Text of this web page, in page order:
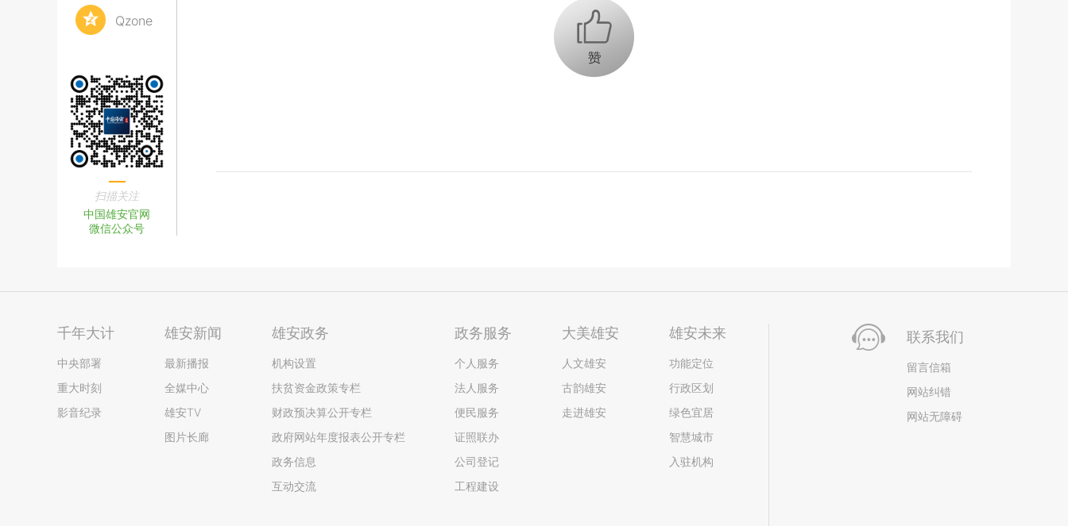
Qzone
扫描关注
中国雄安官网
微信公众号
+1
千年大计
中央部署
重大时刻
影音纪录
雄安新闻
最新播报
全媒中心
雄安TV
图片长廊
雄安政务
机构设置
扶贫资金政策专栏
财政预决算公开专栏
政府网站年度报表公开专栏
政务信息
互动交流
政务服务
个人服务
法人服务
便民服务
证照联办
公司登记
工程建设
大美雄安
人文雄安
古韵雄安
走进雄安
雄安未来
功能定位
行政区划
绿色宜居
智慧城市
入驻机构
联系我们
留言信箱
网站纠错
网站无障碍